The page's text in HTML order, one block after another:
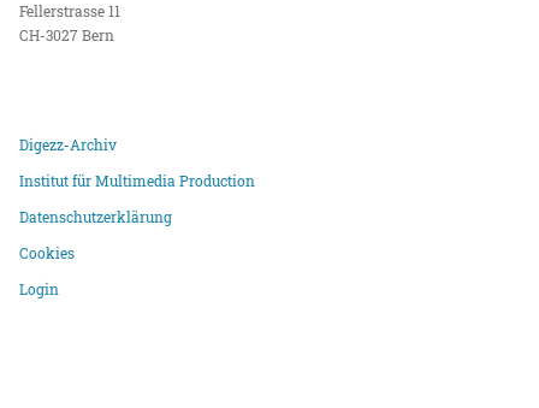
Fellerstrasse 11
CH-3027 Bern
Digezz-Archiv
Institut für Multimedia Production
Datenschutzerklärung
Cookies
Login